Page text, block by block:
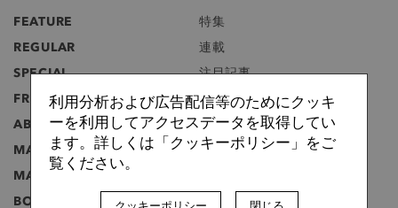
FEATURE
特集
REGULAR
連載
SPECIAL
注目記事
FREE
無料記事
ABOUT
フットボリスタとは？
MANIFEST
マニフェスト
MAGAZINE
BOOK
書籍
利用分析および広告配信等のためにクッキ
ーを利用してアクセスデータを取得してい
ます。詳しくは「クッキーポリシー」をご
覧ください。